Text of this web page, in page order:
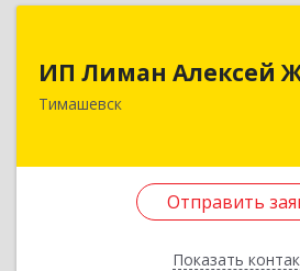
ИП Лиман Алексей
Тимашевск
Отправить
Показать
352731, Краснодарский
Отправить